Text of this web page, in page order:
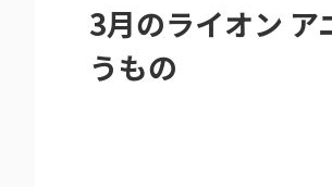
3月のライオン ア
うもの